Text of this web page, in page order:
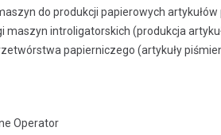
do produkcji papierowych artykułów
maszyn introligatorskich (produkcja
papierniczego (artykuły
Operator